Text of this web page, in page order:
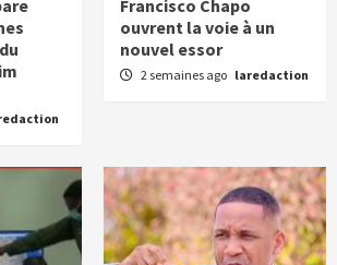
Francisco Chapo
ouvrent la voie à un
nouvel essor
2 semaines ago laredaction